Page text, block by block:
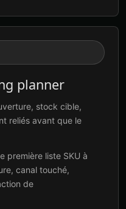
planner
stock cible,
reliés avant que le
première liste SKU à
canal touché,
de